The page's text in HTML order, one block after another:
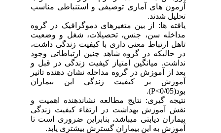
آزمون های آماری توصیفی و استنباطی مناسب
تحلیل شدند.
یافته ها: از بین متغیرهای دموگرافیک در گروه
مداخله سن، جنس، تحصیلات، شغل و وضعیت
تاهل ارتباط معنی داری با کیفیت زندگی داشت،
در حالیکه در گروه شاهد چنین ارتباطاتی وجود
نداشت. میانگین امتیاز کیفیت زندگی در قبل و
بعد از آموزش در گروه مداخله نشان دهنده تاثیر
آموزش بر کیفیت زندگی این بیماران
بود(0/05˂P).
نتیجه گیری: نتایج مطالعه نشان­دهنده اهمیت و
نقش آموزش بهداشت در ارتقاء کیفیت زندگی
بیماران دیابتی می­باشد، بنابراین ضروری است تا
آموزش به این بیماران گسترش بیشتری یابد.